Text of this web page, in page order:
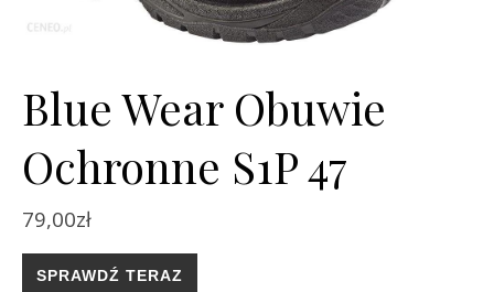
Blue Wear Obuwie
Ochronne S1P 47
79,00zł
SPRAWDŹ TERAZ